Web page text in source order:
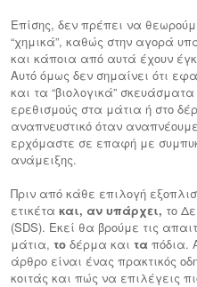
Επίσης, δεν πρέπει να
“χημικά”, καθώς στην αγορά
και κάποια από αυτά έχουν
Αυτό όμως δεν σημαίνει ότι
και τα “βιολογικά”
ερεθισμούς στα μάτια ή στο
αναπνευστικό όταν
ερχόμαστε σε επαφή με
ανάμειξης.
Πριν από κάθε επιλογή
ετικέτα και, αν υπάρχει, το
(SDS). Εκεί θα βρούμε τις
μάτια, το δέρμα και τα πόδια.
άρθρο είναι ένας πρακτικός
κοιτάς και πώς να επιλέγεις